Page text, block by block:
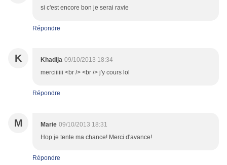
si c'est encore bon je serai ravie
Répondre
K Khadija 09/10/2013 18:34
merciiiiii <br /> <br /> j'y cours lol
Répondre
M Marie 09/10/2013 18:31
Hop je tente ma chance! Merci d'avance!
Répondre